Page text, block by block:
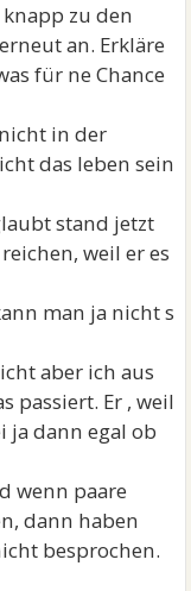
zu den
an. Erkläre
für ne Chance
in der
das leben sein
stand jetzt
weil er es
man ja nicht s
aber ich aus
passiert. Er , weil
ja dann egal ob
wenn paare
dann haben
besprochen.